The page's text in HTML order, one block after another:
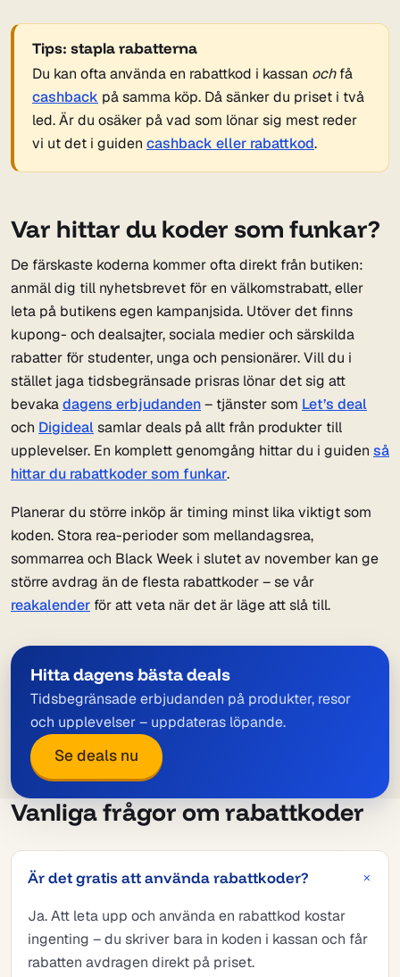
Tips: stapla rabatterna
Du kan ofta använda en rabattkod i kassan ochfå
cashback på samma köp. Då sänker du priset i två
led. Är du osäker på vad som lönar sig mest reder
vi ut det i guiden cashback eller rabattkod.
Var hittar du koder som funkar?
De färskaste koderna kommer ofta direkt från butiken:
anmäl dig till nyhetsbrevet för en välkomstrabatt, eller
leta på butikens egen kampanjsida. Utöver det finns
kupong- och dealsajter, sociala medier och särskilda
rabatter för studenter, unga och pensionärer. Vill du i
stället jaga tidsbegränsade prisras lönar det sig att
bevakadagens erbjudanden– tjänster som Let’s deal
och Digidealsamlar deals på allt från produkter till
upplevelser. En komplett genomgång hittar du i guiden så
hittar du rabattkoder som funkar.
Planerar du större inköp är timing minst lika viktigt som
koden. Stora rea-perioder som mellandagsrea,
sommarrea och Black Week i slutet av november kan ge
större avdrag än de flesta rabattkoder – se vår
reakalender för att veta när det är läge att slå till.
Hitta dagens bästa deals
Tidsbegränsade erbjudanden på produkter, resor
och upplevelser – uppdateras löpande.
Se deals nu
Vanliga frågor om rabattkoder
Är det gratis att använda rabattkoder?
Ja. Att leta upp och använda en rabattkod kostar
ingenting – du skriver bara in koden i kassan och får
rabatten avdragen direkt på priset.